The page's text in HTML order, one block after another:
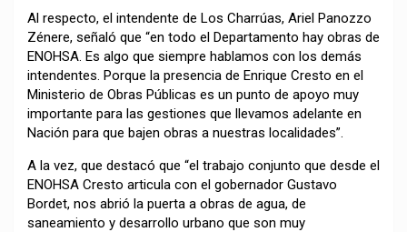
Al respecto, el intendente de Los Charrúas, Ariel Panozzo
Zénere, señaló que “en todo el Departamento hay obras de
ENOHSA. Es algo que siempre hablamos con los demás
intendentes. Porque la presencia de Enrique Cresto en el
Ministerio de Obras Públicas es un punto de apoyo muy
importante para las gestiones que llevamos adelante en
Nación para que bajen obras a nuestras localidades”.
A la vez, que destacó que “el trabajo conjunto que desde el
ENOHSA Cresto articula con el gobernador Gustavo
Bordet, nos abrió la puerta a obras de agua, de
saneamiento y desarrollo urbano que son muy